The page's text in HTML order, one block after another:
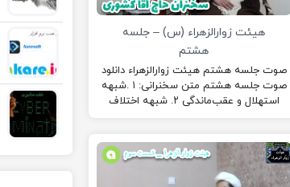
هیئت زوارالزهراء (س) – جلسه
هشتم
صوت جلسه هشتم هیئت زوارالزهراء دانلود
صوت جلسه هشتم متن سخنرانی: ۱ .شبهه
استهلال و عقب‌ماندگی ۲. شبهه اختلاف